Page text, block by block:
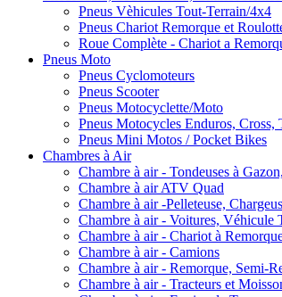
Pneus Vèhicules Tout-Terrain/4x4
Pneus Chariot Remorque et
Roue Complète - Chariot a
Pneus Moto
Pneus Cyclomoteurs
Pneus Scooter
Pneus Motocyclette/Moto
Pneus Motocycles Enduros, Cross,
Pneus Mini Motos / Pocket Bikes
Chambres à Air
Chambre à air - Tondeuses à
Chambre à air ATV Quad
Chambre à air -Pelleteuse,
Chambre à air - Voitures, Véhicule
Chambre à air - Chariot à
Chambre à air - Camions
Chambre à air - Remorque, Semi-
Chambre à air - Tracteurs et